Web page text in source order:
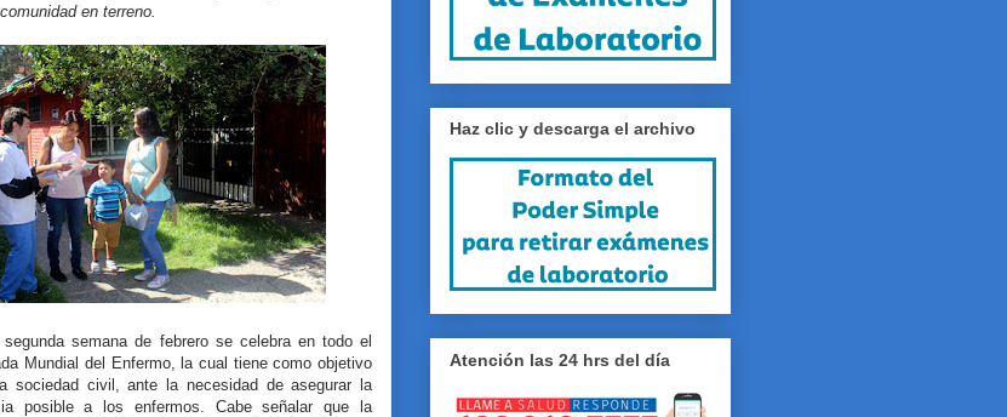
en terreno.
semana de febrero se celebra en todo el
Mundial del Enfermo, la cual tiene como objetivo
sociedad civil, ante la necesidad de asegurar la
posible a los enfermos. Cabe señalar que la
Haz clic y descarga el archivo
Atención las 24 hrs del día